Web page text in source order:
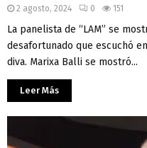
2 agosto, 2024 0 151
La panelista de “LAM” se
desafortunado que escuchó
diva. Marixa Balli se mostró...
Leer Más